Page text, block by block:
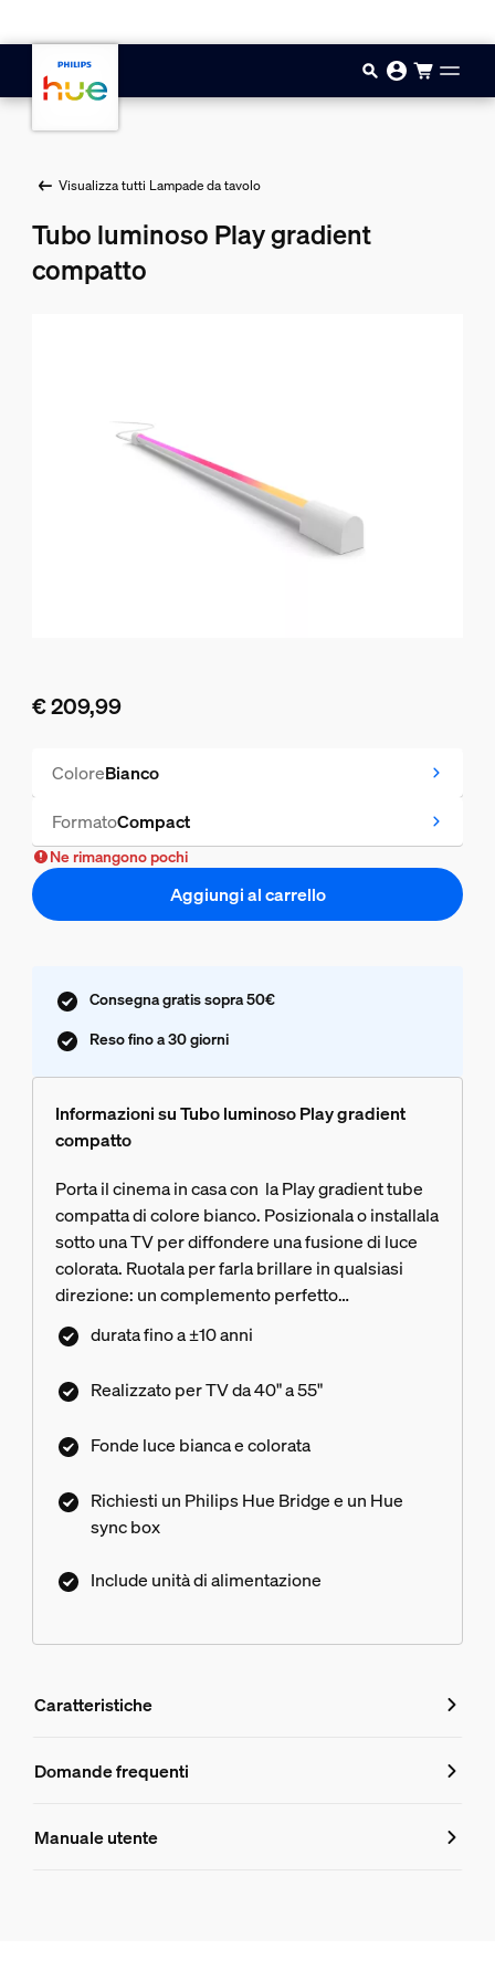
Visualizza tutti Lampade da tavolo
Tubo luminoso Play gradient
compatto
€ 209,99
ColoreBianco
FormatoCompact
Ne rimangono pochi
Aggiungi al carrello
Consegna gratis sopra 50€
Reso fino a 30 giorni
Informazioni su Tubo luminoso Play gradient
compatto
Porta il cinema in casa con la Play gradient tube
compatta di colore bianco. Posizionala o installala
sotto una TV per diffondere una fusione di luce
colorata. Ruotala per farla brillare in qualsiasi
direzione: un complemento perfetto
all'illuminazione immersiva.
durata fino a ±10 anni
Realizzato per TV da 40" a 55"
Fonde luce bianca e colorata
Richiesti un Philips Hue Bridge e un Hue
sync box
Include unità di alimentazione
Caratteristiche
Caratteristiche
8718696176290
Domande frequenti
Domande frequenti
Manuale utente